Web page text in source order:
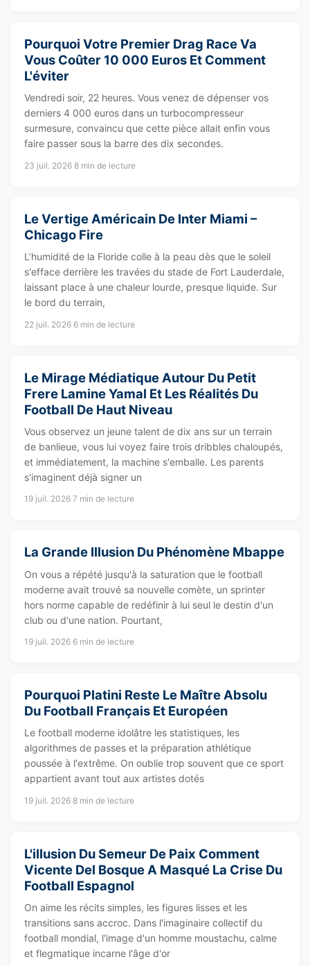
Pourquoi Votre Premier Drag Race Va
Vous Coûter 10 000 Euros Et Comment
L'éviter
Vendredi soir, 22 heures. Vous venez de dépenser vos
derniers 4 000 euros dans un turbocompresseur
surmesure, convaincu que cette pièce allait enfin vous
faire passer sous la barre des dix secondes.
23 juil. 2026 8 min de lecture
Le Vertige Américain De Inter Miami –
Chicago Fire
L’humidité de la Floride colle à la peau dès que le soleil
s'efface derrière les travées du stade de Fort Lauderdale,
laissant place à une chaleur lourde, presque liquide. Sur
le bord du terrain,
22 juil. 2026 6 min de lecture
Le Mirage Médiatique Autour Du Petit
Frere Lamine Yamal Et Les Réalités Du
Football De Haut Niveau
Vous observez un jeune talent de dix ans sur un terrain
de banlieue, vous lui voyez faire trois dribbles chaloupés,
et immédiatement, la machine s'emballe. Les parents
s'imaginent déjà signer un
19 juil. 2026 7 min de lecture
La Grande Illusion Du Phénomène Mbappe
On vous a répété jusqu'à la saturation que le football
moderne avait trouvé sa nouvelle comète, un sprinter
hors norme capable de redéfinir à lui seul le destin d'un
club ou d'une nation. Pourtant,
19 juil. 2026 6 min de lecture
Pourquoi Platini Reste Le Maître Absolu
Du Football Français Et Européen
Le football moderne idolâtre les statistiques, les
algorithmes de passes et la préparation athlétique
poussée à l'extrême. On oublie trop souvent que ce sport
appartient avant tout aux artistes dotés
19 juil. 2026 8 min de lecture
L'illusion Du Semeur De Paix Comment
Vicente Del Bosque A Masqué La Crise Du
Football Espagnol
On aime les récits simples, les figures lisses et les
transitions sans accroc. Dans l'imaginaire collectif du
football mondial, l'image d'un homme moustachu, calme
et flegmatique incarne l'âge d'or